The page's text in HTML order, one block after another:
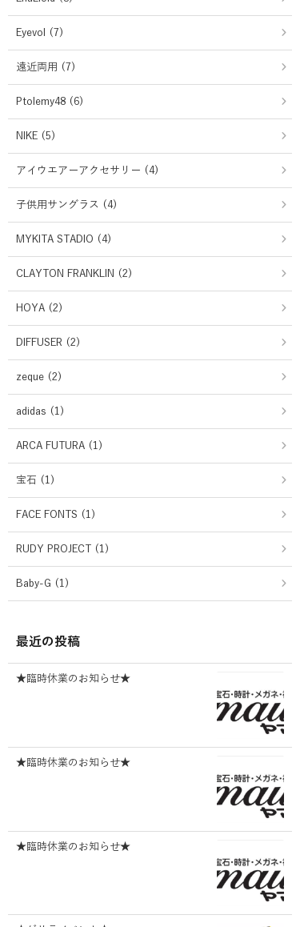
Eyevol (7)
遠近両用 (7)
Ptolemy48 (6)
NIKE (5)
アイウエアーアクセサリー (4)
子供用サングラス (4)
MYKITA STADIO (4)
CLAYTON FRANKLIN (2)
HOYA (2)
DIFFUSER (2)
zeque (2)
adidas (1)
ARCA FUTURA (1)
宝石 (1)
FACE FONTS (1)
RUDY PROJECT (1)
Baby-G (1)
最近の投稿
★臨時休業のお知らせ★
★臨時休業のお知らせ★
★臨時休業のお知らせ★